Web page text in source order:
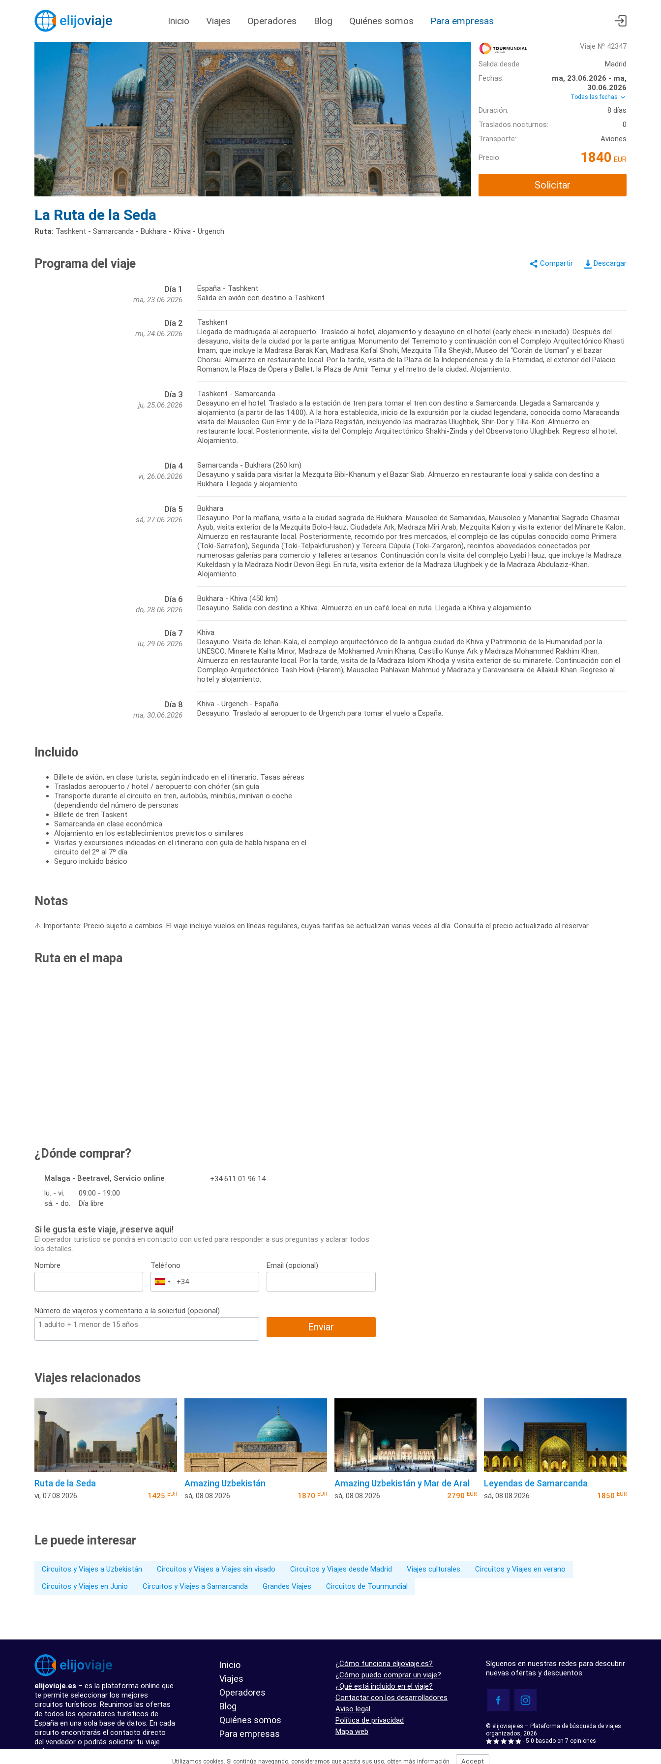
Inicio Viajes Operadores Blog Quiénes somos Para empresas
Viaje № 42347
Salida desde:
Madrid
Fechas:
ma, 23.06.2026 - ma,
30.06.2026
Todas las fechas
Duración:
8 días
Traslados nocturnos:
0
Transporte:
Aviones
Precio: 1840 EUR
Solicitar
La Ruta de la Seda
Ruta: Tashkent - Samarcanda - Bukhara - Khiva - Urgench
Descargar
Programa del viaje
Día 1
ma, 23.06.2026
España - Tashkent
Salida en avión con destino a Tashkent
Día 2
mi, 24.06.2026
Tashkent
Llegada de madrugada al aeropuerto. Traslado al hotel, alojamiento y desayuno en el hotel (early check-in incluido). Después del
desayuno, visita de la ciudad por la parte antigua: Monumento del Terremoto y continuación con el Complejo Arquitectónico Khasti
Imam, que incluye la Madrasa Barak Kan, Madrasa Kafal Shohi, Mezquita Tilla Sheykh, Museo del “Corán de Usman” y el bazar
Chorsu. Almuerzo en restaurante local. Por la tarde, visita de la Plaza de la Independencia y de la Eternidad, el exterior del Palacio
Día 3
ju, 25.06.2026
Tashkent - Samarcanda
Desayuno en el hotel. Traslado a la estación de tren para tomar el tren con destino a Samarcanda. Llegada a Samarcanda y
alojamiento (a partir de las 14:00). A la hora establecida, inicio de la excursión por la ciudad legendaria, conocida como Maracanda:
visita del Mausoleo Guri Emir y de la Plaza Registán, incluyendo las madrazas Ulughbek, Shir-Dor y Tilla-Kori. Almuerzo en
restaurante local. Posteriormente, visita del Complejo Arquitectónico Shakhi-Zinda y del Observatorio Ulughbek. Regreso al hotel.
Día 4
vi, 26.06.2026
Samarcanda - Bukhara (260 km)
Desayuno y salida para visitar la Mezquita Bibi-Khanum y el Bazar Siab. Almuerzo en restaurante local y salida con destino a
Día 5
sá, 27.06.2026
Bukhara
Desayuno. Por la mañana, visita a la ciudad sagrada de Bukhara: Mausoleo de Samanidas, Mausoleo y Manantial Sagrado Chasmai
Ayub, visita exterior de la Mezquita Bolo-Hauz, Ciudadela Ark, Madraza Miri Arab, Mezquita Kalon y visita exterior del Minarete Kalon.
Almuerzo en restaurante local. Posteriormente, recorrido por tres mercados, el complejo de las cúpulas conocido como Primera
(Toki-Sarrafon), Segunda (Toki-Telpakfurushon) y Tercera Cúpula (Toki-Zargaron), recintos abovedados conectados por
numerosas galerías para comercio y talleres artesanos. Continuación con la visita del complejo Lyabi Hauz, que incluye la Madraza
Kukeldash y la Madraza Nodir Devon Begi. En ruta, visita exterior de la Madraza Ulughbek y de la Madraza Abdulaziz-Khan.
Día 6
do, 28.06.2026
Bukhara - Khiva (450 km)
Día 7
lu, 29.06.2026
Khiva
Desayuno. Visita de Ichan-Kala, el complejo arquitectónico de la antigua ciudad de Khiva y Patrimonio de la Humanidad por la
UNESCO: Minarete Kalta Minor, Madraza de Mokhamed Amin Khana, Castillo Kunya Ark y Madraza Mohammed Rakhim Khan.
Almuerzo en restaurante local. Por la tarde, visita de la Madraza Islom Khodja y visita exterior de su minarete. Continuación con el
Complejo Arquitectónico Tash Hovli (Harem), Mausoleo Pahlavan Mahmud y Madraza y Caravanserai de Allakuli Khan. Regreso al
Día 8
ma, 30.06.2026
Khiva - Urgench - España
Incluido
Billete de avión, en clase turista, según indicado en el itinerario. Tasas aéreas
Traslados aeropuerto / hotel / aeropuerto con chófer (sin guía
Transporte durante el circuito en tren, autobús, minibús, minivan o coche
(dependiendo del número de personas
Billete de tren Taskent
Samarcanda en clase económica
Alojamiento en los establecimientos previstos o similares
Visitas y excursiones indicadas en el itinerario con guía de habla hispana en el
circuito del 2º al 7º día
Seguro incluido básico
Notas
⚠️ Importante: Precio sujeto a cambios. El viaje incluye vuelos en líneas regulares, cuyas tarifas se actualizan varias veces al día. Consulta el precio actualizado al reservar.
Ruta en el mapa
¿Dónde comprar?
Malaga - Beetravel, Servicio online
lu. - vi.
09:00 - 19:00
sá. - do.
Día libre
+34 611 01 96 14
Si le gusta este viaje, ¡reserve aqui!
El operador turístico se pondrá en contacto con usted para responder a sus preguntas y aclarar todos
los detalles.
Nombre
Teléfono
España
+34
Email (opcional)
Número de viajeros y comentario a la solicitud (opcional)
Enviar
Viajes relacionados
Ruta de la Seda
vi, 07.08.2026 1425 EUR
Amazing Uzbekistán
sá, 08.08.2026 1870 EUR
Amazing Uzbekistán y Mar de Aral
sá, 08.08.2026 2790EUR
Leyendas de Samarcanda
sá, 08.08.2026 1850 EUR
Le puede interesar
Circuitos y Viajes a Uzbekistán Circuitos y Viajes a Viajes sin visado Circuitos y Viajes desde Madrid Viajes culturales
Circuitos y Viajes en verano
Circuitos y Viajes en Junio
Circuitos y Viajes a Samarcanda Grandes Viajes Circuitos de Tourmundial
elijoviaje.es – es la plataforma online que
te permite seleccionar los mejores
circuitos turísticos. Reunimos las ofertas
de todos los operadores turísticos de
España en una sola base de datos. En cada
circuito encontrarás el contacto directo
del vendedor o podrás solicitar tu viaje
online.
Inicio
Viajes
Operadores
Blog
Quiénes somos
Para empresas
¿Cómo funciona elijoviaje.es?
¿Cómo puedo comprar un viaje?
¿Qué está incluido en el viaje?
Contactar con los desarrolladores
Aviso legal
Política de privacidad
Mapa web
Síguenos en nuestras redes para descubrir
nuevas ofertas y descuentos:
© elijoviaje.es – Plataforma de búsqueda de viajes
organizados, 2026
- 5.0 basado en 7 opiniones
Utilizamos cookies. Si continúa navegando, consideramos que acepta sus uso, obten más información Accept